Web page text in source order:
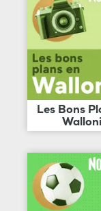
Les Bons